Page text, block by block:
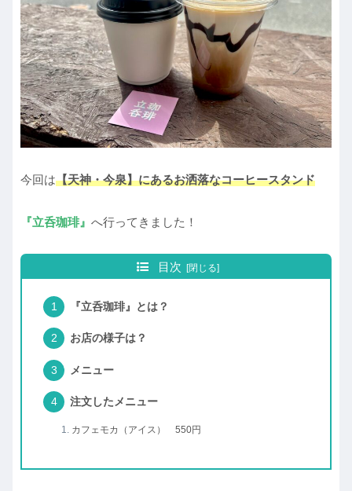
今回は【天神・今泉】にあるお洒落なコーヒースタンド
『立呑珈琲』 へ行ってきました！
目次
『立呑珈琲』とは？
お店の様子は？
メニュー
注文したメニュー
カフェモカ（アイス） 550円